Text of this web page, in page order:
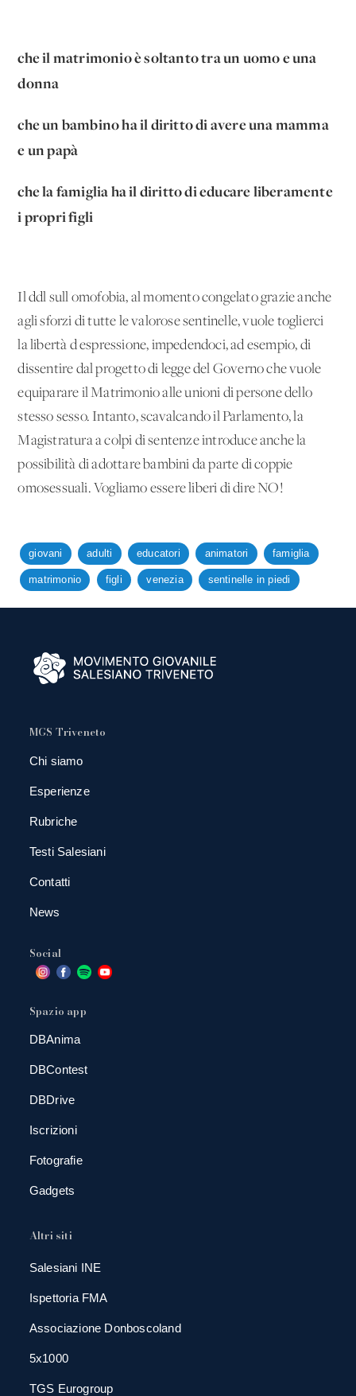
che il matrimonio è soltanto tra un uomo e una
donna
che un bambino ha il diritto di avere una mamma
e un papà
che la famiglia ha il diritto di educare liberamente
i propri figli
Il ddl sull'omofobia, al momento congelato grazie anche
agli sforzi di tutte le valorose sentinelle, vuole toglierci
la libertà d'espressione, impedendoci, ad esempio, di
dissentire dal progetto di legge del Governo che vuole
equiparare il Matrimonio alle unioni di persone dello
stesso sesso. Intanto, scavalcando il Parlamento, la
Magistratura a colpi di sentenze introduce anche la
possibilità di adottare bambini da parte di coppie
omosessuali. Vogliamo essere liberi di dire NO!
giovani adulti educatori animatori famiglia
matrimonio figli venezia sentinelle in piedi
MGS Triveneto
Chi siamo
Esperienze
Rubriche
Testi Salesiani
Contatti
News
Social
Spazio app
DBAnima
DBContest
DBDrive
Iscrizioni
Fotografie
Gadgets
Altri siti
Salesiani INE
Ispettoria FMA
Associazione Donboscoland
5x1000
TGS Eurogroup